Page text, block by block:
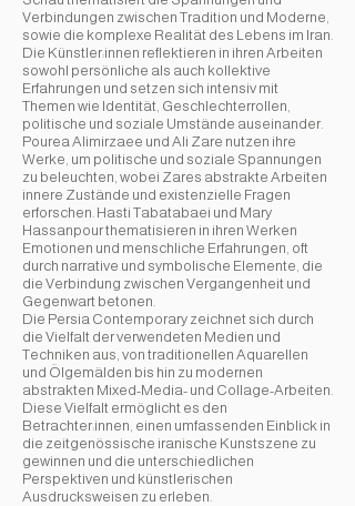
Verbindungen zwischen Tradition und Moderne,
sowie die komplexe Realität des Lebens im Iran.
Die Künstler:innen reflektieren in ihren Arbeiten
sowohl persönliche als auch kollektive
Erfahrungen und setzen sich intensiv mit
Themen wie Identität, Geschlechterrollen,
politische und soziale Umstände auseinander.
Pourea Alimirzaee und Ali Zare nutzen ihre
Werke, um politische und soziale Spannungen
zu beleuchten, wobei Zares abstrakte Arbeiten
innere Zustände und existenzielle Fragen
erforschen. Hasti Tabatabaei und Mary
Hassanpour thematisieren in ihren Werken
Emotionen und menschliche Erfahrungen, oft
durch narrative und symbolische Elemente, die
die Verbindung zwischen Vergangenheit und
Gegenwart betonen.
Die Persia Contemporary zeichnet sich durch
die Vielfalt der verwendeten Medien und
Techniken aus, von traditionellen Aquarellen
und Ölgemälden bis hin zu modernen
abstrakten Mixed-Media- und Collage-Arbeiten.
Diese Vielfalt ermöglicht es den
Betrachter:innen, einen umfassenden Einblick in
die zeitgenössische iranische Kunstszene zu
gewinnen und die unterschiedlichen
Perspektiven und künstlerischen
Ausdrucksweisen zu erleben.